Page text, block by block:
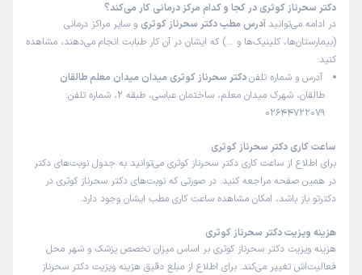
دکتر سحرناز کوثری در کجا و کدام مرکز درمانی کار می‌کند؟
در ادامه می‌توانید آدرس مطب دکتر سحرناز کوثری و سایر مراکز درمانی
(بیمارستان‌ها، کلینیک‌ها و …) که ایشان در آن کار طبابت انجام می‌دهند، مشاهده
کنید:
آدرس و شماره تلفندکتر سحرناز کوثری میدان میدان معلم طالقان
طالقان، شهرک میدان معلم، ساختمان عباسی، طبقه 2، شماره تلفن:
02644722079
ساعت کاری دکتر سحرناز کوثری
برای اطلاع از ساعت کاری دکتر سحرناز کوثری می‌توانید به جدول نوبت‌های دکتر
در همین صفحه مراجعه کنید. در صورتی که نوبت‌های دکتر سحرناز کوثری در
دکترتو باز باشد، امکان مشاهده ساعت کاری مطب ایشان وجود دارد.
هزینه ویزیت دکتر سحرناز کوثری
هزینه ویزیت دکتر سحرناز کوثری بر اساس میزان تخصص پزشک و شهر محل
فعالیت‌اش تغییر می‌کند. برای اطلاع از مبلغ دقیق هزینه ویزیت دکتر سحرناز